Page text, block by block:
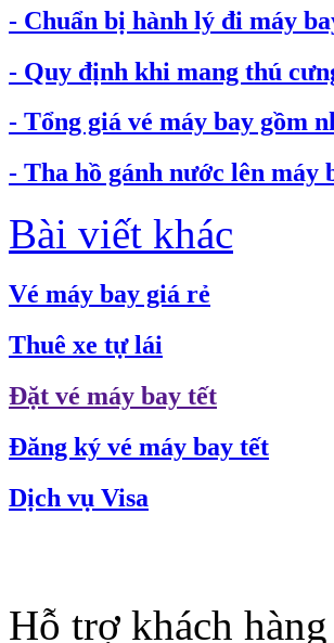
- Chuẩn bị hành lý đi máy
- Quy định khi mang thú
- Tổng giá vé máy bay gồm
- Tha hồ gánh nước lên máy
Bài viết khác
Vé máy bay giá rẻ
Thuê xe tự lái
Đặt vé máy bay tết
Đăng ký vé máy bay tết
Dịch vụ Visa
Hỗ trợ khách hàng